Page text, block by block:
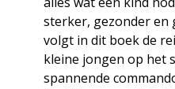
sterker, gezonder en
volgt in dit boek de
kleine jongen op het
spannende